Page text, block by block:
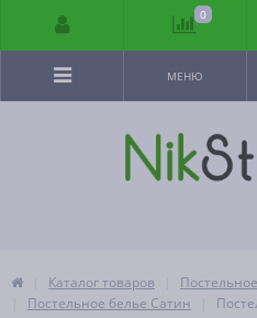
МЕНЮ
Каталог товаров
Постельное белье Сатин
0